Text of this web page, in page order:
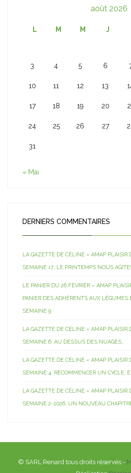
août 2026
L M M J
3 4 5 6
10 11 12 13
17 18 19 20
24 25 26 27
31
« Mai
DERNIERS COMMENTAIRES
LA GAZETTE DE CÉLINE « AMAP PLAISIR
SEMAINE 17: LE PRINTEMPS NOUS AGITE!
LE PANIER DU 26 FÉVRIER « AMAP
PANIER DES ADHÉRENTS AUX LÉGUMES
SEMAINE 9
LA GAZETTE DE CÉLINE « AMAP PLAISIR
SEMAINE 6: AU DESSUS DES NUAGES…
LA GAZETTE DE CÉLINE « AMAP PLAISIR
SEMAINE 4: RECOMMENCER UN CYCLE,
LA GAZETTE DE CÉLINE « AMAP PLAISIR
SEMAINE 2-2026: UN NOUVEAU
© SARL Renard tous droits réservés -